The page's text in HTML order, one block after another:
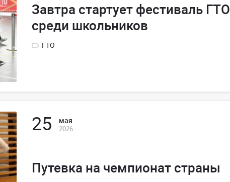
Завтра стартует фестиваль ГТО
среди школьников
ГТО
25 мая
2026
Путевка на чемпионат страны